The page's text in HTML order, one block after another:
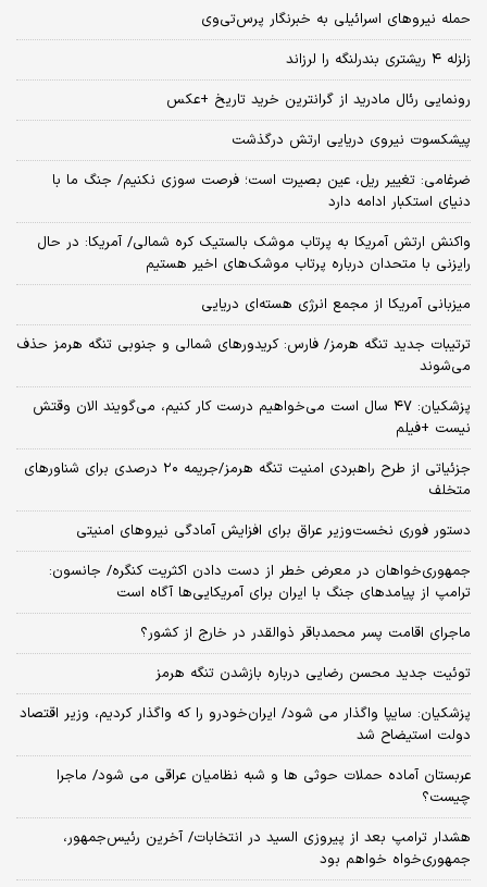
حمله نیروهای اسرائیلی به خبرنگار پرس‌تی‌وی
زلزله ۴ ریشتری بندرلنگه را لرزاند
رونمایی رئال مادرید از گرانترین خرید تاریخ +عکس
پیشکسوت نیروی دریایی ارتش درگذشت
ضرغامی: تغییر ریل، عین بصیرت است؛ فرصت سوزی نکنیم/ جنگ ما با
دنیای استکبار ادامه دارد
واکنش ارتش آمریکا به پرتاب موشک بالستیک کره شمالی/ آمریکا: در حال
رایزنی با متحدان درباره پرتاب موشک‌های اخیر هستیم
میزبانی آمریکا از مجمع انرژی هسته‌ای دریایی
ترتیبات جدید تنگه هرمز/ فارس: کریدورهای شمالی و جنوبی تنگه هرمز حذف
می‌شوند
پزشکیان: ۴۷ سال است می‌خواهیم درست کار کنیم، می‌گویند الان وقتش
نیست +فیلم
جزئیاتی از طرح راهبردی امنیت تنگه هرمز/جریمه ۲۰ درصدی برای شناورهای
متخلف
دستور فوری نخست‌وزیر عراق برای افزایش آمادگی نیروهای امنیتی
جمهوری‌خواهان در معرض خطر از دست دادن اکثریت کنگره/ جانسون:
ترامپ از پیامدهای جنگ با ایران برای آمریکایی‌ها آگاه است
ماجرای اقامت پسر محمدباقر ذوالقدر در خارج از کشور؟
توئیت جدید محسن رضایی درباره بازشدن تنگه هرمز
پزشکیان: سایپا واگذار می شود/ ایران‌خودرو را که واگذار کردیم، وزیر اقتصاد
دولت استیضاح شد
عربستان آماده حملات حوثی ها و شبه نظامیان عراقی می شود/ ماجرا
چیست؟
هشدار ترامپ بعد از پیروزی السید در انتخابات/ آخرین رئیس‌جمهور،
جمهوری‌خواه خواهم بود